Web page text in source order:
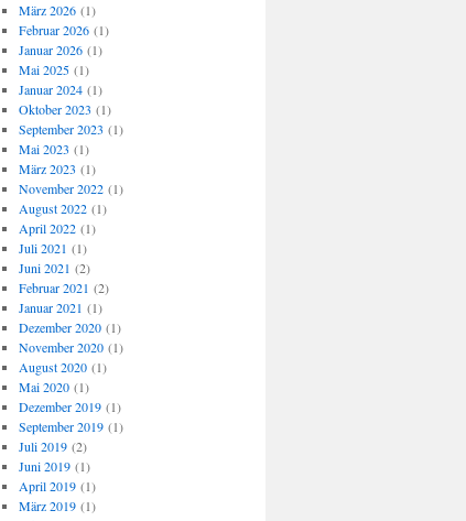
März 2026(1)
Februar 2026(1)
Januar 2026(1)
Mai 2025(1)
Januar 2024(1)
Oktober 2023 (1)
September 2023 (1)
Mai 2023 (1)
März 2023 (1)
November 2022(1)
August 2022(1)
April 2022(1)
Juli 2021 (1)
Juni 2021 (2)
Februar 2021 (2)
Januar 2021 (1)
Dezember 2020(1)
November 2020(1)
August 2020(1)
Mai 2020(1)
Dezember 2019(1)
September 2019(1)
Juli 2019(2)
Juni 2019(1)
April 2019(1)
März 2019(1)